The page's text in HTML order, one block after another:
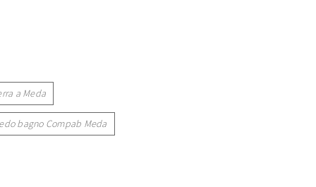
a Meda
bagno Compab Meda